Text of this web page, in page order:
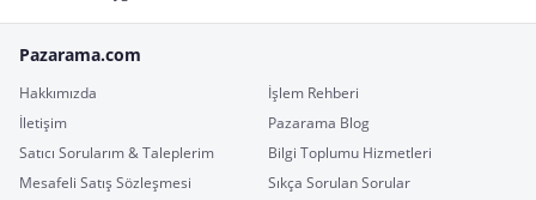
Pazarama.com
Hakkımızda
İşlem Rehberi
İletişim
Pazarama Blog
Satıcı Sorularım & Taleplerim
Bilgi Toplumu Hizmetleri
Mesafeli Satış Sözleşmesi
Sıkça Sorulan Sorular